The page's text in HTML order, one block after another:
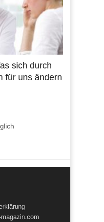
sich durch
für uns ändern